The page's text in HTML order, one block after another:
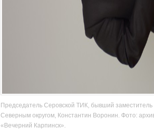
Председатель Серовской ТИК, бывший
Северным округом, Константин Воронин. Фото:
«Вечерний Карпинск».